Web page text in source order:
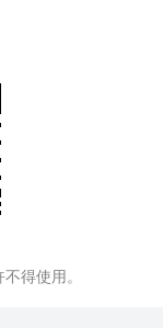
得使用。